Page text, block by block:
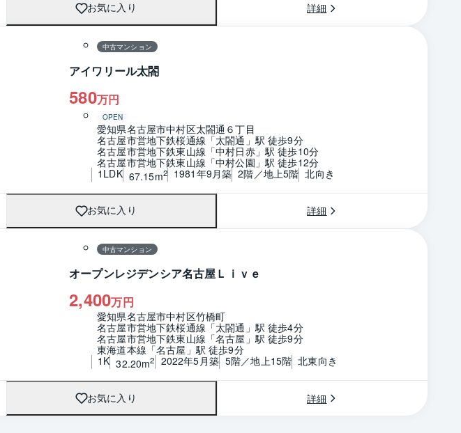
お気に入り 詳細
中古マンション
アイワリール太閤
580万円
OPEN
愛知県名古屋市中村区太閤通６丁目
名古屋市営地下鉄桜通線「太閤通」駅 徒歩9分
名古屋市営地下鉄東山線「中村日赤」駅 徒歩10分
名古屋市営地下鉄東山線「中村公園」駅 徒歩12分
1LDK 67.15m2 1981年9月築 2階／地上5階 北向き
お気に入り 詳細
中古マンション
オープンレジデンシア名古屋Ｌｉｖｅ
2,400万円
愛知県名古屋市中村区竹橋町
名古屋市営地下鉄桜通線「太閤通」駅 徒歩4分
名古屋市営地下鉄東山線「名古屋」駅 徒歩9分
東海道本線「名古屋」駅 徒歩9分
1K 32.20m2 2022年5月築 5階／地上15階 北東向き
お気に入り 詳細